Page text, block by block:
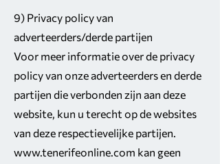
9) Privacy policy van
adverteerders/derde partijen
Voor meer informatie over de privacy
policy van onze adverteerders en derde
partijen die verbonden zijn aan deze
website, kun u terecht op de websites
van deze respectievelijke partijen.
www.tenerifeonline.com kan geen